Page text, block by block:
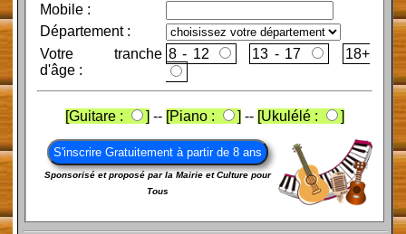
Mobile:
Département :
Votre tranche
d'âge :
8 - 12 13 - 17 18+
[Guitare : ] -- [Piano : ] -- [Ukulélé : ]
Sponsorisé et proposé par la Mairie et Culture pour
Tous